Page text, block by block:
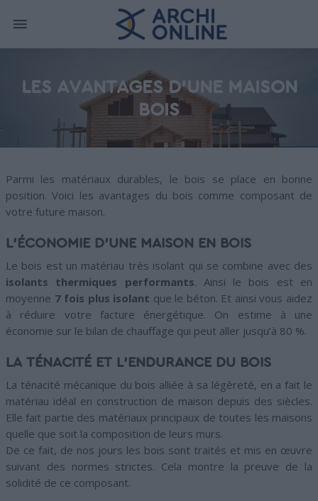
LES AVANTAGES D’UNE MAISON
BOIS
Parmi les matériaux durables, le bois se place en bonne
position. Voici les avantages du bois comme composant de
votre future maison.
L’ÉCONOMIE D’UNE MAISON EN BOIS
Le bois est un matériau très isolant qui se combine avec des
isolants thermiques performants. Ainsi le bois est en
moyenne 7 fois plus isolant que le béton. Et ainsi vous aidez
à réduire votre facture énergétique. On estime à une
économie sur le bilan de chauffage qui peut aller jusqu’à 80 %.
LA TÉNACITÉ ET L’ENDURANCE DU BOIS
La ténacité mécanique du bois alliée à sa légèreté, en a fait le
matériau idéal en construction de maison depuis des siècles.
Elle fait partie des matériaux principaux de toutes les maisons
quelle que soit la composition de leurs murs.
De ce fait, de nos jours les bois sont traités et mis en œuvre
suivant des normes strictes. Cela montre la preuve de la
solidité de ce composant.